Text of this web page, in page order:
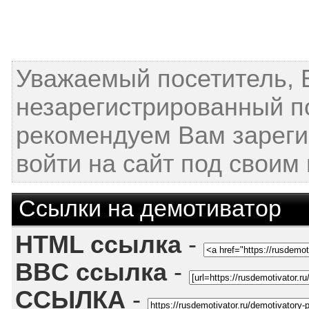
Уважаемый посетитель,
незарегистрированный
рекомендуем Вам
войти на сайт под
Ссылки на демотиватор
HTML ссылка-
BBC ссылка-
ССЫЛКА -